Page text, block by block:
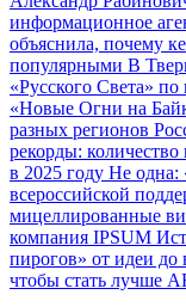
информационное
объяснила, почему
популярными В
«Русского Света»
«Новые Огни на
разных регионов
рекорды:
в 2025 году Не одна:
всероссийской
мицеллированные
компания IPSUM
пирогов» от идеи
чтобы стать лучше